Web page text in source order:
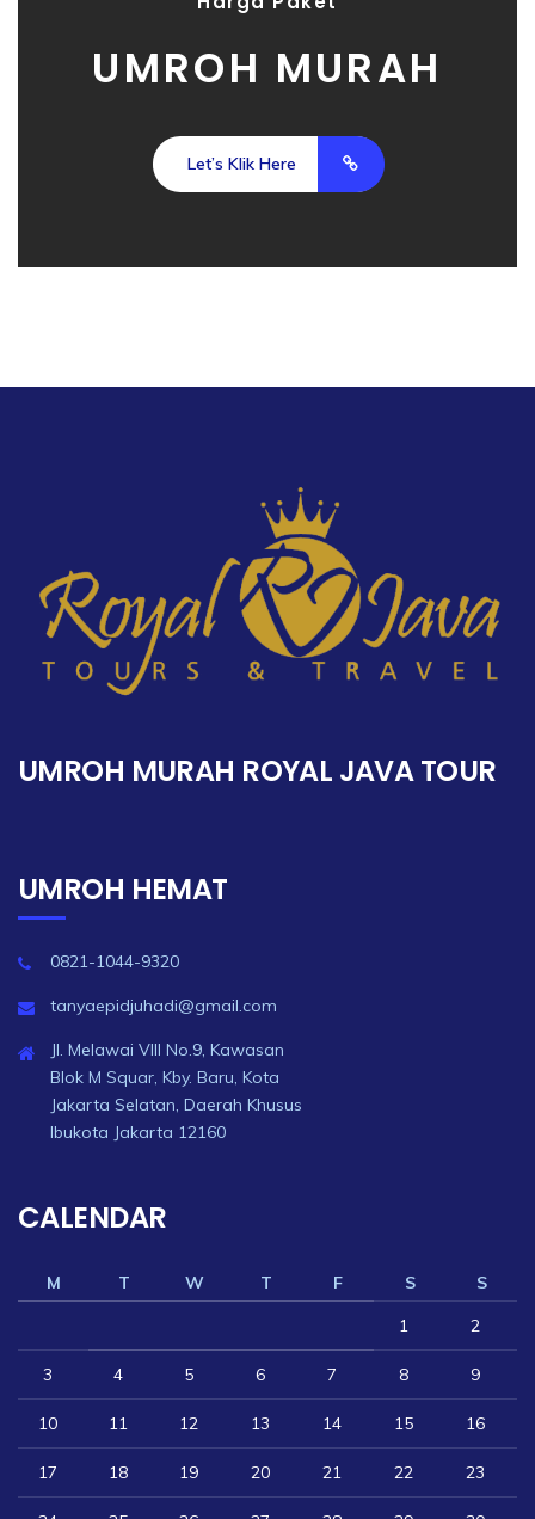
UMROH MURAH
Let’s Klik Here
UMROH MURAH ROYAL JAVA TOUR
UMROH HEMAT
0821-1044-9320
tanyaepidjuhadi@gmail.com
Jl. Melawai VIII No.9, Kawasan
Blok M Squar, Kby. Baru, Kota
Jakarta Selatan, Daerah Khusus
Ibukota Jakarta 12160
CALENDAR
M T W T F S
S
1
2
3 4 5 6 7 8 9
10 11 12 13 14 15 16
17 18 19 20 21 22 23